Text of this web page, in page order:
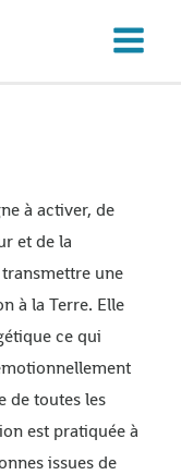
à activer, de
et de la
une
à la Terre. Elle
ce qui
de toutes les
est pratiquée à
issues de